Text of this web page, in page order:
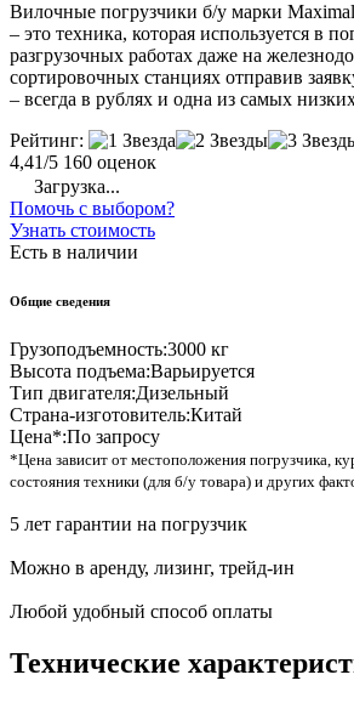
Вилочные погрузчики б/у марки
– это техника, которая используется в
разгрузочных работах даже на
сортировочных станциях отправив
– всегда в рублях и одна из самых
Рейтинг:
4,41/5 160 оценок
Загрузка...
Помочь с выбором?
Узнать стоимость
Есть в наличии
Общие сведения
Грузоподъемность:3000 кг
Высота подъема:Варьируется
Тип двигателя:Дизельный
Страна-изготовитель:Китай
Цена*:По запросу
*Цена зависит от местоположения погрузчика,
состояния техники (для б/у товара) и других
5 лет гарантии на погрузчик
Можно в аренду, лизинг, трейд-ин
Любой удобный способ оплаты
Технические